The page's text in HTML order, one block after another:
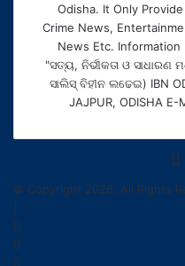
Odisha. It Only
Crime News,
News Etc. Information
"ସତ୍ୟ, ନିର୍ଭୀକତା ଓ
ସାଲିସ୍ ବିହୀନ ଲଢେଇ) IBN
JAJPUR, ODISHA
© Copyright 2026, All Rights